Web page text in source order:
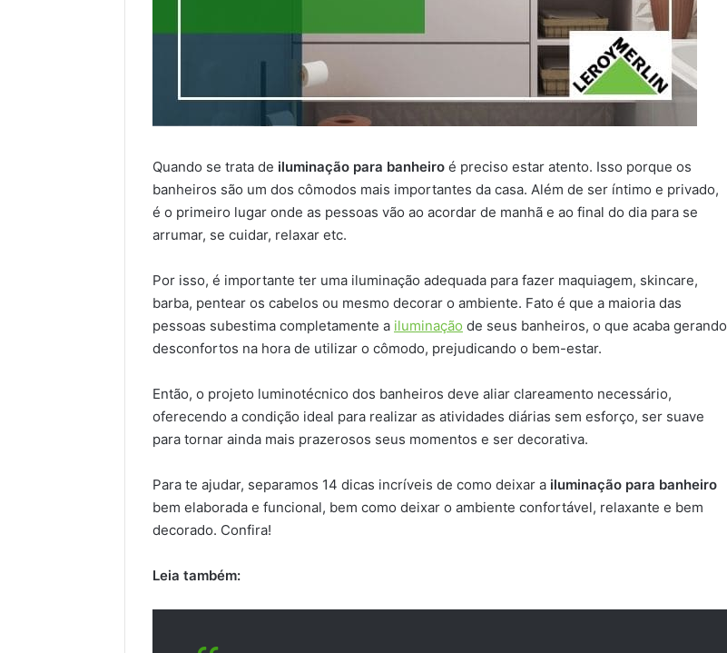
Quando se trata de iluminação para banheiro é preciso estar atento. Isso porque os
banheiros são um dos cômodos mais importantes da casa. Além de ser íntimo e privado,
é o primeiro lugar onde as pessoas vão ao acordar de manhã e ao final do dia para se
arrumar, se cuidar, relaxar etc.
Por isso, é importante ter uma iluminação adequada para fazer maquiagem, skincare,
barba, pentear os cabelos ou mesmo decorar o ambiente. Fato é que a maioria das
pessoas subestima completamente a iluminação de seus banheiros, o que acaba gerando
desconfortos na hora de utilizar o cômodo, prejudicando o bem-estar.
Então, o projeto luminotécnico dos banheiros deve aliar clareamento necessário,
oferecendo a condição ideal para realizar as atividades diárias sem esforço, ser suave
para tornar ainda mais prazerosos seus momentos e ser decorativa.
Para te ajudar, separamos 14 dicas incríveis de como deixar a iluminação para banheiro
bem elaborada e funcional, bem como deixar o ambiente confortável, relaxante e bem
decorado. Confira!
Leia também: